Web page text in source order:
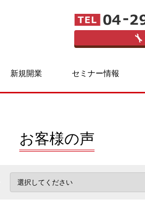
新規開業 セミナー情報
お客様の声